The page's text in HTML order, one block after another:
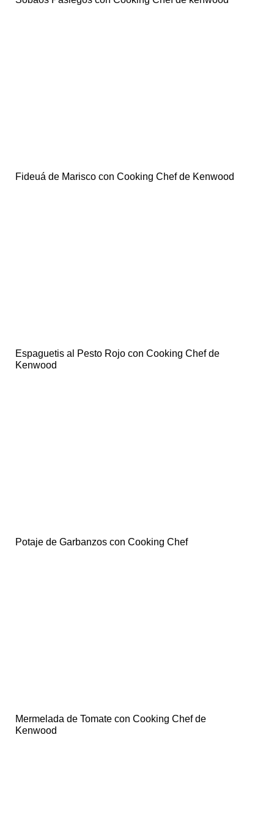
Fideuá de Marisco con Cooking Chef de Kenwood
Espaguetis al Pesto Rojo con Cooking Chef de
Kenwood
Potaje de Garbanzos con Cooking Chef
Mermelada de Tomate con Cooking Chef de
Kenwood